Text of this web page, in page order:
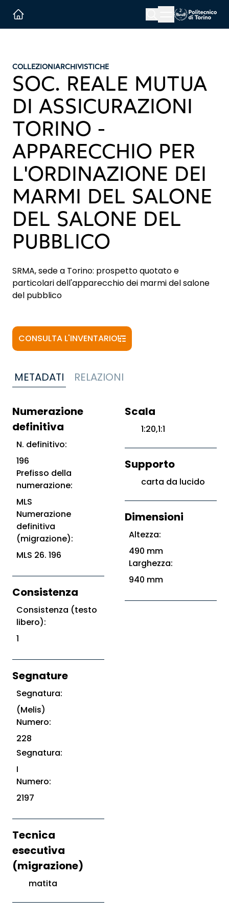
Menu button
COLLEZIONIARCHIVISTICHE
SOC. REALE MUTUA
DI ASSICURAZIONI
TORINO -
APPARECCHIO PER
L'ORDINAZIONE DEI
MARMI DEL SALONE
DEL SALONE DEL
PUBBLICO
SRMA, sede a Torino: prospetto quotato e
particolari dell'apparecchio dei marmi del salone
del pubblico
CONSULTA L'INVENTARIO
METADATI RELAZIONI
Numerazione
definitiva
N. definitivo:
196
Prefisso della
numerazione:
MLS
Numerazione
definitiva
(migrazione):
MLS 26. 196
Consistenza
Consistenza (testo
libero):
1
Segnature
Segnatura:
(Melis)
Numero:
228
Segnatura:
I
Numero:
2197
Tecnica
esecutiva
(migrazione)
matita
Scala
1:20,1:1
Supporto
carta da lucido
Dimensioni
Altezza:
490 mm
Larghezza:
940 mm